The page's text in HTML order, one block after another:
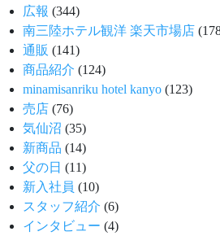
広報 (344)
南三陸ホテル観洋 楽天市場店
通販 (141)
商品紹介 (124)
minamisanriku hotel kanyo (123)
売店 (76)
気仙沼 (35)
新商品 (14)
父の日 (11)
新入社員 (10)
スタッフ紹介 (6)
インタビュー (4)